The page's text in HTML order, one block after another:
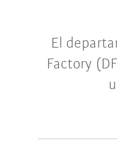
El
Factory